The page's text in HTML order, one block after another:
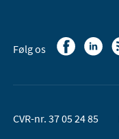
Følg os
CVR-nr. 37 05 24 85